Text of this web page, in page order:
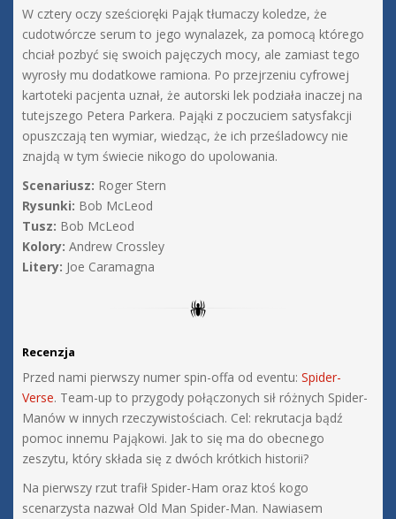
W cztery oczy sześcioręki Pająk tłumaczy koledze, że
cudotwórcze serum to jego wynalazek, za pomocą którego
chciał pozbyć się swoich pajęczych mocy, ale zamiast tego
wyrosły mu dodatkowe ramiona. Po przejrzeniu cyfrowej
kartoteki pacjenta uznał, że autorski lek podziała inaczej na
tutejszego Petera Parkera. Pająki z poczuciem satysfakcji
opuszczają ten wymiar, wiedząc, że ich prześladowcy nie
znajdą w tym świecie nikogo do upolowania.
Scenariusz: Roger Stern
Rysunki: Bob McLeod
Tusz: Bob McLeod
Kolory: Andrew Crossley
Litery: Joe Caramagna
Recenzja
Przed nami pierwszy numer spin-offa od eventu: Spider-
Verse. Team-up to przygody połączonych sił różnych Spider-
Manów w innych rzeczywistościach. Cel: rekrutacja bądź
pomoc innemu Pająkowi. Jak to się ma do obecnego
zeszytu, który składa się z dwóch krótkich historii?
Na pierwszy rzut trafił Spider-Ham oraz ktoś kogo
scenarzysta nazwał Old Man Spider-Man. Nawiasem